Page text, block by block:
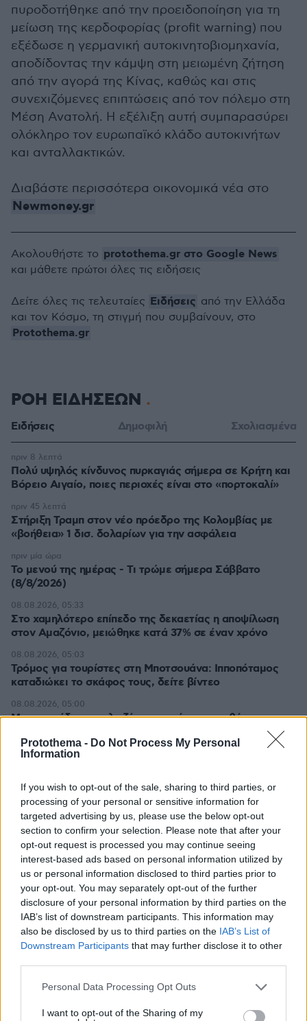
Protothema - Do Not Process My Personal
Information
If you wish to opt-out of the sale, sharing to third parties, or
processing of your personal or sensitive information for
targeted advertising by us, please use the below opt-out
section to confirm your selection. Please note that after your
opt-out request is processed you may continue seeing
interest-based ads based on personal information utilized by
us or personal information disclosed to third parties prior to
your opt-out. You may separately opt-out of the further
disclosure of your personal information by third parties on the
IAB’s list of downstream participants. This information may
also be disclosed by us to third parties on the IAB’s List of
Downstream Participants that may further disclose it to other
Please note that this website/app uses one or more Google
not limited to your visit or usage behaviour. You may click to
Personal Data Processing Opt Outs
I want to opt-out of the Sharing of my
πυροδοτήθηκε από την προειδοποίηση για τη
μείωση της κερδοφορίας (profit warning) που
εξέδωσε η γερμανική αυτοκινητοβιομηχανία,
αποδίδοντας την κάμψη στη μειωμένη ζήτηση
από την αγορά της Κίνας, καθώς και στις
συνεχιζόμενες επιπτώσεις από τον πόλεμο στη
Μέση Ανατολή. Η εξέλιξη αυτή συμπαρασύρει
ολόκληρο τον ευρωπαϊκό κλάδο αυτοκινήτων
και ανταλλακτικών.
Διαβάστε περισσότερα οικονομικά νέα στο
Newmoney.gr
Ακολουθήστε το protothema.gr στο Google News
και μάθετε πρώτοι όλες τις ειδήσεις
Δείτε όλες τις τελευταίες Ειδήσεις από την Ελλάδα
και τον Κόσμο, τη στιγμή που συμβαίνουν, στο
Protothema.gr
ΡΟΗ ΕΙΔΗΣΕΩΝ
Ειδήσεις Δημοφιλή Σχολιασμένα
Πολύ υψηλός κίνδυνος πυρκαγιάς σήμερα σε Κρήτη και
Βόρειο Αιγαίο, ποιες περιοχές είναι στο «πορτοκαλί»
πριν 8 λεπτά
Στήριξη Τραμπ στον νέο πρόεδρο της Κολομβίας με
«βοήθεια» 1 δισ. δολαρίων για την ασφάλεια
πριν 45 λεπτά
Το μενού της ημέρας - Τι τρώμε σήμερα Σάββατο
(8/8/2026)
πριν μία ώρα
Στο χαμηλότερο επίπεδο της δεκαετίας η αποψίλωση
στον Αμαζόνιο, μειώθηκε κατά 37% σε έναν χρόνο
08.08.2026, 05:33
Τρόμος για τουρίστες στη Μποτσουάνα: Ιπποπόταμος
καταδιώκει το σκάφος τους, δείτε βίντεο
08.08.2026, 05:03
Μακαρονάδα με μελιτζάνα, ντομάτα και ανθότυρο
08.08.2026, 05:00
Ρωσικά πλήγματα σε Κίεβο και Μπροβαρί: Τρεις νεκροί,
08.08.2026, 04:13
Ήττα της Σάκκαρη με 2-0 από την Γκοφ και αποκλεισμός
στο Τορόντο
08.08.2026, 03:37
Ο Κούτσιας πέτυχε το πρώτο γκολ της φετινής Primeira
Liga, δείτε το γκολ
Ο Τραμπ προσφεύγει στο Ανώτατο Δικαστήριο: «Εθνική
ντροπή» το μπλόκο στην αίθουσα χορού του Λευκού
Οίκου
08.08.2026, 03:00
ΔΕΙΤΕ ΟΛΕΣ ΤΙΣ ΕΙΔΗΣΕΙΣ